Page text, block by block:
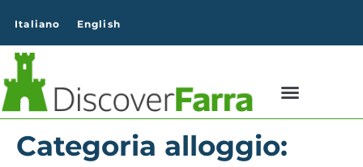
Italiano
English
Categoria alloggio: